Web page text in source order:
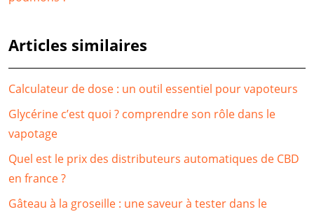
Articles similaires
Calculateur de dose : un outil essentiel pour vapoteurs
Glycérine c’est quoi ? comprendre son rôle dans le
vapotage
Quel est le prix des distributeurs automatiques de CBD
en france ?
Gâteau à la groseille : une saveur à tester dans le